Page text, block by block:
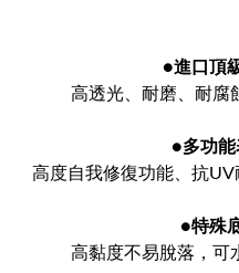
●進口頂
高透光、耐磨、耐腐
●多功能
高度自我修復功能、抗UV
●特殊
高黏度不易脫落，可